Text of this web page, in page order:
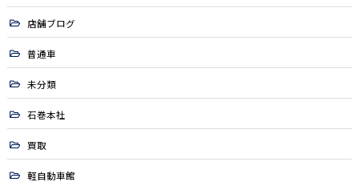
店舗ブログ
普通車
未分類
石巻本社
買取
軽自動車館